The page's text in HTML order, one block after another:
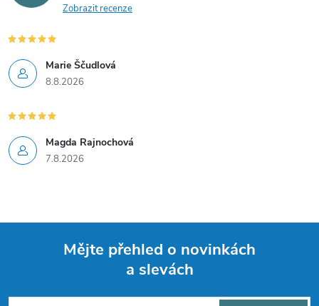
Zobrazit recenze
Marie Ščudlová
8.8.2026
Magda Rajnochová
7.8.2026
Mějte přehled o novinkách
a slevách